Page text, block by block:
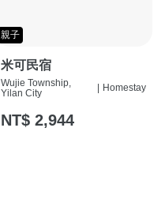
親子
米可民宿
Wujie Township,
Yilan City
Homestay
NT$ 2,944